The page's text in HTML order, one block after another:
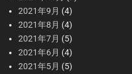
2021年9月 (4)
2021年8月 (4)
2021年7月 (5)
2021年6月 (4)
2021年5月 (5)